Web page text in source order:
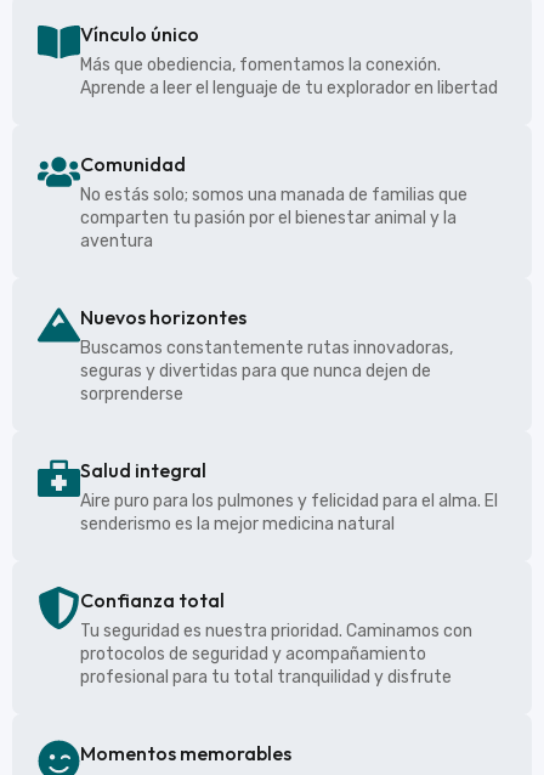
Vínculo único
Más que obediencia, fomentamos la conexión.
Aprende a leer el lenguaje de tu explorador en libertad
Comunidad
No estás solo; somos una manada de familias que
comparten tu pasión por el bienestar animal y la
aventura
Nuevos horizontes
Buscamos constantemente rutas innovadoras,
seguras y divertidas para que nunca dejen de
sorprenderse
Salud integral
Aire puro para los pulmones y felicidad para el alma. El
senderismo es la mejor medicina natural
Confianza total
Tu seguridad es nuestra prioridad. Caminamos con
protocolos de seguridad y acompañamiento
profesional para tu total tranquilidad y disfrute
Momentos memorables